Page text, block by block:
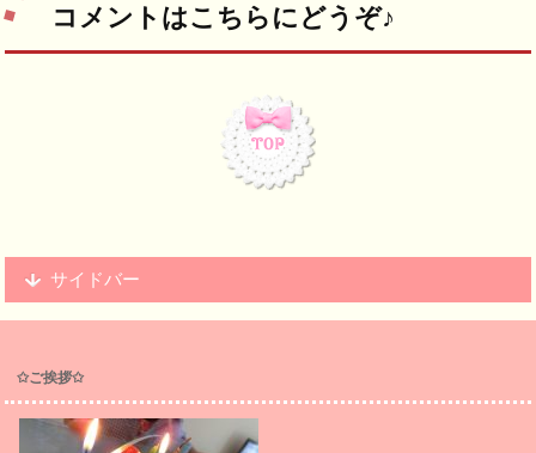
コメントはこちらにどうぞ♪
サイドバー
✩ご挨拶✩